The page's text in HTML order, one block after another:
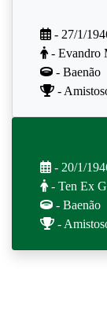
- 27/1/
- Evandro
- Baenão
-
- 20/1/
- Ten Ex
- Baenão
-